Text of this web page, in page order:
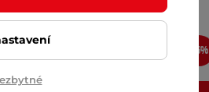
2 419 Kč
skladem – 10.8. u Vás
-36%